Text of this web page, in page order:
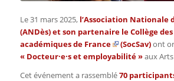
Le 31 mars 2025, l’Association Nationale
(ANDès) et son partenaire leCollège
académiques de France
(SocSav)ont
« Docteur·e·s et employabilité »aux Arts
Cet événement a rassemblé70